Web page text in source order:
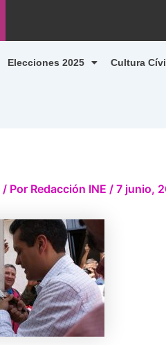
Elecciones 2025 Cultura
/ Por Redacción INE / 7 junio,